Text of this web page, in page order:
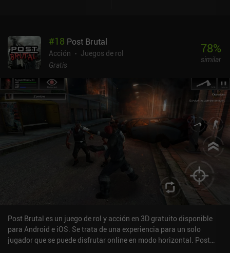
#18 Post Brutal
Acción
Juegos de rol
Gratis
78%
similar
Post Brutal es un juego de rol y acción en 3D gratuito disponible
para Android e iOS. Se trata de una experiencia para un solo
jugador que se puede disfrutar online en modo horizontal. Post